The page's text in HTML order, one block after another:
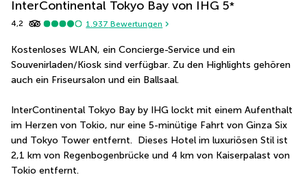
InterContinental Tokyo Bay von IHG 5*
4,2 1.937 Bewertungen
Kostenloses WLAN, ein Concierge-Service und ein
Souvenirladen/Kiosk sind verfügbar. Zu den Highlights gehören
auch ein Friseursalon und ein Ballsaal.
InterContinental Tokyo Bay by IHG lockt mit einem Aufenthalt
im Herzen von Tokio, nur eine 5-minütige Fahrt von Ginza Six
und Tokyo Tower entfernt.  Dieses Hotel im luxuriösen Stil ist
2,1 km von Regenbogenbrücke und 4 km von Kaiserpalast von
Tokio entfernt.